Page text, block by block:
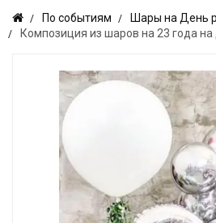
По событиям Шары на День
Композиция из шаров на 23 года